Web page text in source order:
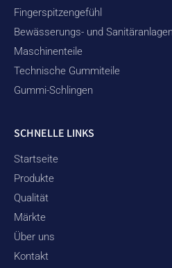
Fingerspitzengefühl
Bewässerungs- und Sanitäranlagen
Maschinenteile
Technische Gummiteile
Gummi-Schlingen
SCHNELLE LINKS
Startseite
Produkte
Qualität
Märkte
Über uns
Kontakt